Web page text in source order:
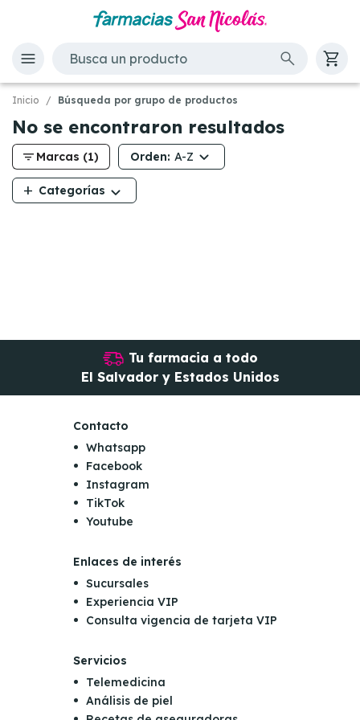
Inicio Búsqueda por grupo de productos
No se encontraron resultados
filter_list Marcas (1) Orden: A-Z
add Categorías
Tu farmacia a todo
El Salvador y Estados Unidos
Contacto
Whatsapp
Facebook
Instagram
TikTok
Youtube
Enlaces de interés
Sucursales
Experiencia VIP
Consulta vigencia de tarjeta VIP
Servicios
Telemedicina
Análisis de piel